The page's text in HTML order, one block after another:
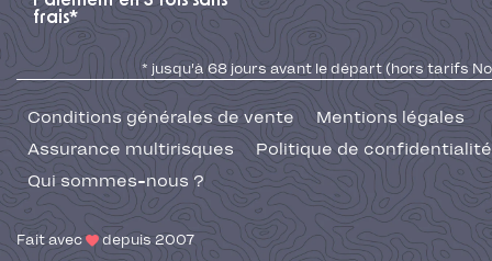
frais*
* jusqu'à 68 jours avant le départ (hors tarifs No
Conditions générales de vente
Mentions légales
Assurance multirisques
Politique de confidentialité
Qui sommes-nous ?
Fait avec depuis 2007